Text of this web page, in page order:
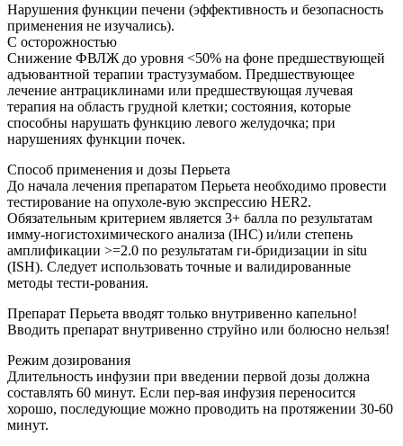
Нарушения функции печени (эффективность и безопасность
применения не изучались).
С осторожностью
Снижение ФВЛЖ до уровня <50% на фоне предшествующей
адъювантной терапии трастузумабом. Предшествующее
лечение антрациклинами или предшествующая лучевая
терапия на область грудной клетки; состояния, которые
способны нарушать функцию левого желудочка; при
нарушениях функции почек.
Способ применения и дозы Перьета
До начала лечения препаратом Перьета необходимо провести
тестирование на опухоле-вую экспрессию HER2.
Обязательным критерием является 3+ балла по результатам
имму-ногистохимического анализа (IHC) и/или степень
амплификации >=2.0 по результатам ги-бридизации in situ
(ISH). Следует использовать точные и валидированные
методы тести-рования.
Препарат Перьета вводят только внутривенно капельно!
Вводить препарат внутривенно струйно или болюсно нельзя!
Режим дозирования
Длительность инфузии при введении первой дозы должна
составлять 60 минут. Если пер-вая инфузия переносится
хорошо, последующие можно проводить на протяжении 30-60
минут.